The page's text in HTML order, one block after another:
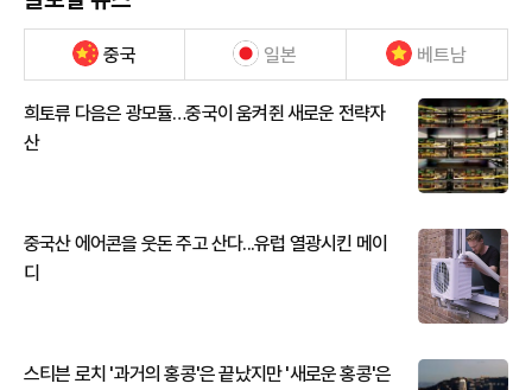
중국 일본 베트남
희토류 다음은 광모듈…중국이 움켜쥔 새로운 전략자
산
중국산 에어콘을 웃돈 주고 산다...유럽 열광시킨 메이
디
스티븐 로치 '과거의 홍콩'은 끝났지만 '새로운 홍콩'은